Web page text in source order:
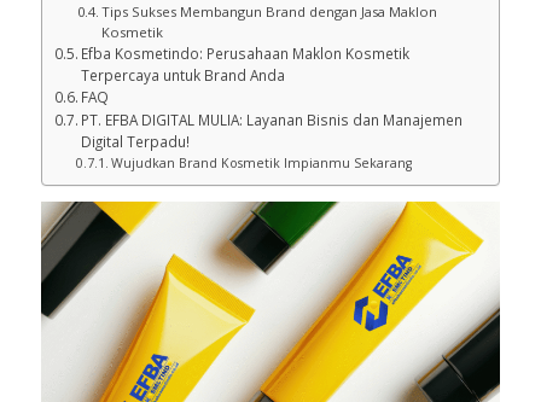
Tips Sukses Membangun Brand dengan Jasa Maklon
Kosmetik
Efba Kosmetindo: Perusahaan Maklon Kosmetik
Terpercaya untuk Brand Anda
FAQ
PT. EFBA DIGITAL MULIA: Layanan Bisnis dan Manajemen
Digital Terpadu!
Wujudkan Brand Kosmetik Impianmu Sekarang